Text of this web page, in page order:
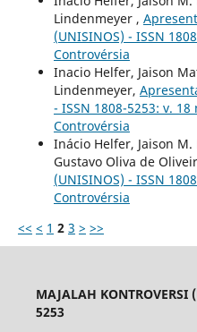
Lindenmeyer ,
(UNISINOS) - ISSN
Controvérsia
Inacio Helfer, Jaison
Lindenmeyer,
- ISSN 1808-5253: v. 18
Controvérsia
Inácio Helfer, Jaison M.
Gustavo Oliva de
(UNISINOS) - ISSN
Controvérsia
<< < 1 2 3 > >>
MAJALAH KONTROVERSI
5253